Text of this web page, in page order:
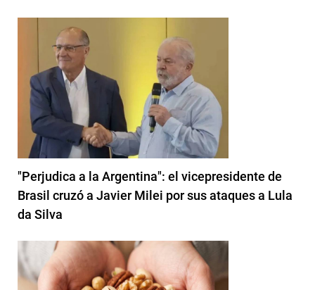
"Perjudica a la Argentina": el vicepresidente de
Brasil cruzó a Javier Milei por sus ataques a Lula
da Silva